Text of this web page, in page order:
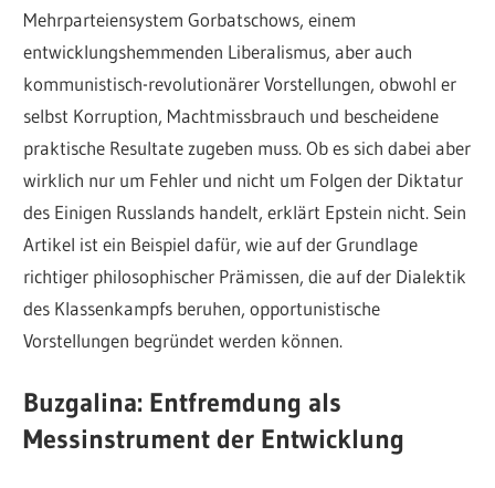
Mehrparteiensystem Gorbatschows, einem
entwicklungshemmenden Liberalismus, aber auch
kommunistisch-revolutionärer Vorstellungen, obwohl er
selbst Korruption, Machtmissbrauch und bescheidene
praktische Resultate zugeben muss. Ob es sich dabei aber
wirklich nur um Fehler und nicht um Folgen der Diktatur
des Einigen Russlands handelt, erklärt Epstein nicht. Sein
Artikel ist ein Beispiel dafür, wie auf der Grundlage
richtiger philosophischer Prämissen, die auf der Dialektik
des Klassenkampfs beruhen, opportunistische
Vorstellungen begründet werden können.
Buzgalina: Entfremdung als
Messinstrument der Entwicklung